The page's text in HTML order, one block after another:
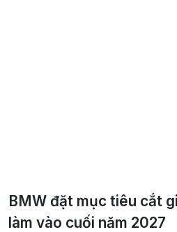
BMW đặt mục tiêu cắt
làm vào cuối năm 2027